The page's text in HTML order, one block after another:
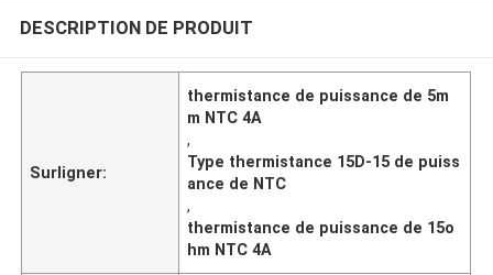
DESCRIPTION DE PRODUIT
Surligner:
thermistance de puissance de 5m
m NTC 4A
,
Type thermistance 15D-15 de puiss
ance de NTC
,
thermistance de puissance de 15o
hm NTC 4A